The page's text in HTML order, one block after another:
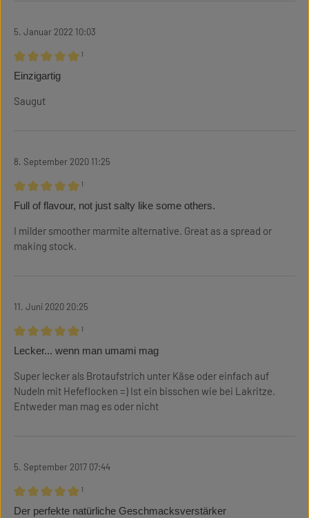
5. Januar 2022 10:03
Bewertung mit 5 von 5 Sternen
¹
Einzigartig
Saugut
8. September 2020 11:25
Bewertung mit 5 von 5 Sternen
¹
Full of flavour, not just salty like some others.
I milder smoother marmite alternative. Great as a spread or
making stock.
11. Juni 2020 20:25
Bewertung mit 5 von 5 Sternen
¹
Lecker... wenn man umami mag
Super lecker als Brotaufstrich unter Käse oder einfach auf
Nudeln mit Hefeflocken =) Ist ein bisschen wie bei Lakritze.
Entweder man mag es oder nicht
5. September 2017 07:44
Bewertung mit 5 von 5 Sternen
¹
Der perfekte natürliche Geschmacksverstärker